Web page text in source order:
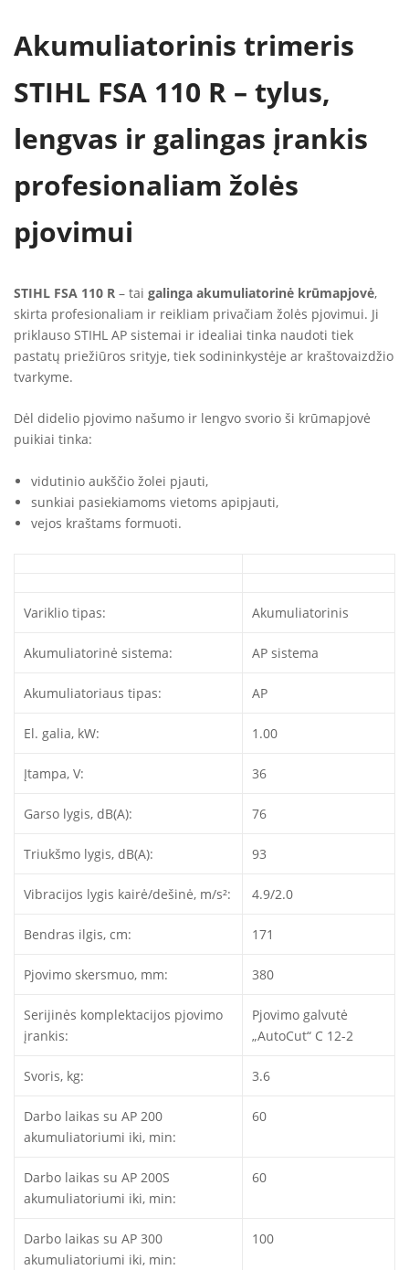
Akumuliatorinis trimeris
STIHL FSA 110 R – tylus,
lengvas ir galingas įrankis
profesionaliam žolės
pjovimui
STIHL FSA 110 R – tai galinga akumuliatorinė krūmapjovė,
skirta profesionaliam ir reikliam privačiam žolės pjovimui. Ji
priklauso STIHL AP sistemai ir idealiai tinka naudoti tiek
pastatų priežiūros srityje, tiek sodininkystėje ar kraštovaizdžio
tvarkyme.
Dėl didelio pjovimo našumo ir lengvo svorio ši krūmapjovė
puikiai tinka:
vidutinio aukščio žolei pjauti,
sunkiai pasiekiamoms vietoms apipjauti,
vejos kraštams formuoti.
Variklio tipas: Akumuliatorinis
Akumuliatorinė sistema: AP sistema
Akumuliatoriaus tipas: AP
El. galia, kW: 1.00
Įtampa, V: 36
Garso lygis, dB(A): 76
Triukšmo lygis, dB(A): 93
Vibracijos lygis kairė/dešinė, m/s²: 4.9/2.0
Bendras ilgis, cm: 171
Pjovimo skersmuo, mm: 380
Serijinės komplektacijos pjovimo
įrankis:
Pjovimo galvutė
„AutoCut“ C 12-2
Svoris, kg: 3.6
Darbo laikas su AP 200
akumuliatoriumi iki, min:
60
Darbo laikas su AP 200S
akumuliatoriumi iki, min:
60
Darbo laikas su AP 300
akumuliatoriumi iki, min:
100